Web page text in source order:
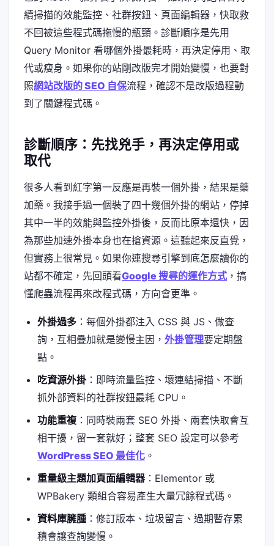
續掃描的效能監控、社群按鈕、頁面編輯器，快取救
不回被這些程式碼拖慢的瓶頸。診斷順序是先用
Query Monitor 看哪個外掛最耗時，再決定停用、取
代或瘦身。如果你的站剛改版完才開始變慢，也要對
照網站改版的 SEO 自保流程，確認不是改版過程動
到了關鍵程式碼。
診斷順序：先找兇手，再決定停用或
取代
很多人看到紅字第一反應是再裝一個外掛，結果是藥
加藥。我接手過一個裝了四十幾個外掛的網站，停掉
其中一半的效能與監控外掛後，反而比原本還快，因
為那些加速外掛本身也在搶資源。這聽起來反直覺，
但實務上很常見。如果你連搜尋引擎到底怎麼讀你的
站都不確定，先回頭看Google 搜尋的運作方式 ，搞
懂爬蟲流程再來改程式碼，方向會更準。
外掛過多：每個外掛都注入 CSS 與 JS、做查
詢，互相疊加就是變慢主因， 外掛管理要定期盤
點。
吃資源外掛：即時流量監控、壞連結掃描、不斷
抓外部資料的社群按鈕最耗 CPU。
功能重複：同時裝兩套 SEO 外掛、兩套快取會互
相干擾，留一套就好；整套 SEO 設定可以參考
WordPress SEO 最佳化。
重量級主題加頁面編輯器：Elementor 或
WPBakery 類組合容易產生大量冗餘程式碼。
資料庫臃腫：修訂版本、垃圾留言、過期暫存累
積會讓查詢變慢。